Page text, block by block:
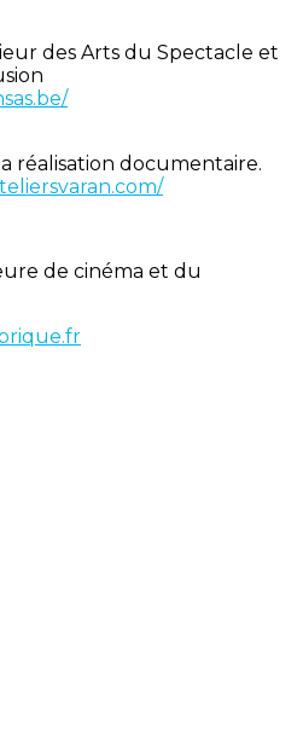
des Arts du Spectacle et
réalisation documentaire.
de cinéma et du